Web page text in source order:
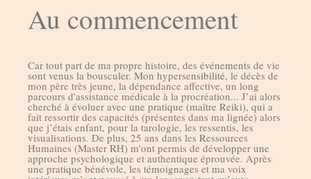
Au commencement
Car tout part de ma propre histoire, des événements de vie
sont venus la bousculer. Mon hypersensibilité, le décès de
mon père très jeune, la dépendance affective, un long
parcours d'assistance médicale à la procréation... J’ai alors
cherché à évoluer avec une pratique (maître Reiki), qui a
fait ressortir des capacités (présentes dans ma lignée) alors
que j’étais enfant, pour la tarologie, les ressentis, les
visualisations. De plus, 25 ans dans les Ressources
Humaines (Master RH) m'ont permis de développer une
approche psychologique et authentique éprouvée. Après
une pratique bénévole, les témoignages et ma voix